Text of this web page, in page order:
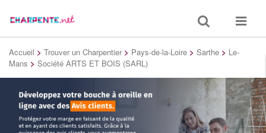
Toggle
search
Toggle
Accueil > Trouver un Charpentier > Pays-de-la-Loire > Sarthe > Le-
Mans > Société ARTS ET BOIS (SARL)